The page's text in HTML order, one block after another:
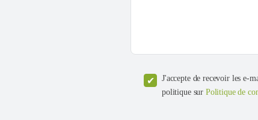
J'accepte de recevoir les e-
politique sur Politique de